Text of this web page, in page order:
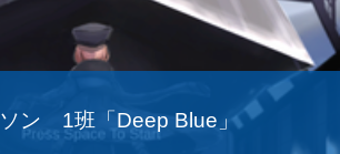
ン 1班「Deep Blue」